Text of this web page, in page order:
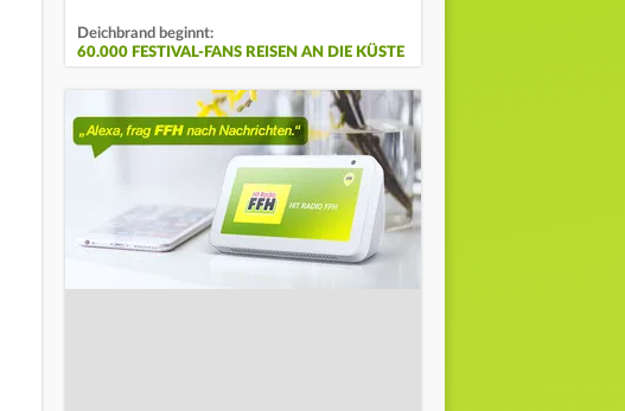
Deichbrand beginnt:
60.000 FESTIVAL-FANS REISEN AN DIE KÜSTE